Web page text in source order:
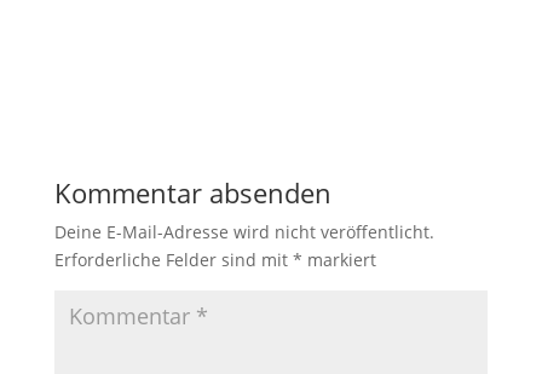
Kommentar absenden
Deine E-Mail-Adresse wird nicht veröffentlicht.
Erforderliche Felder sind mit * markiert